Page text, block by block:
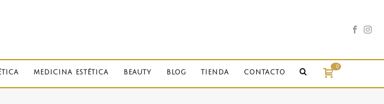
MEDICINA ESTÉTICA BEAUTY BLOG TIENDA CONTACTO
0